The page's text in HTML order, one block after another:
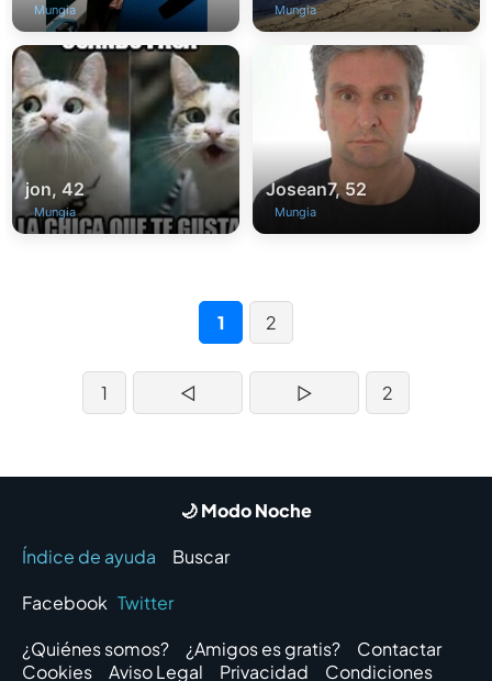
Mungia Mungia
jon, 42
Mungia
Josean7, 52
Mungia
1 2
1 ◁ ▷ 2
🌙 Modo Noche
Índice de ayuda
Buscar
Facebook Twitter
¿Quiénes somos?
¿Amigos es gratis?
Contactar
Cookies
Aviso Legal Privacidad Condiciones